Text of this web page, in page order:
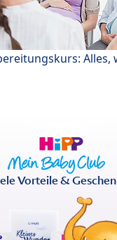
Alles,
Vorteile &